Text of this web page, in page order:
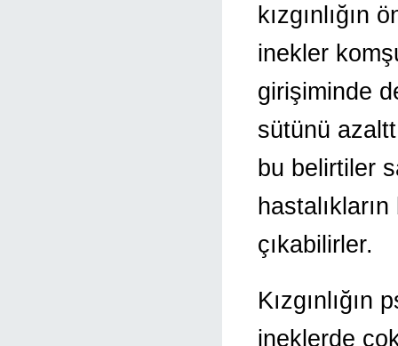
kızgınlığın
inekler
girişiminde
sütünü
bu belirtiler
çıkabilirler.
ineklerde